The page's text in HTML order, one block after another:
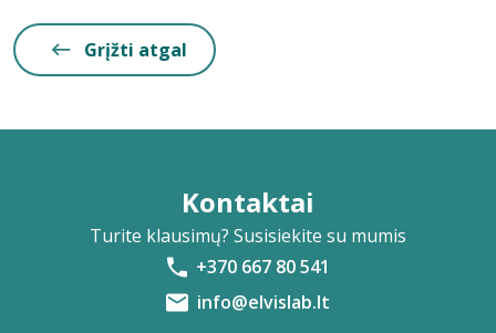
Grįžti atgal
Kontaktai
Turite klausimų? Susisiekite su mumis
+370 667 80 541
info@elvislab.lt